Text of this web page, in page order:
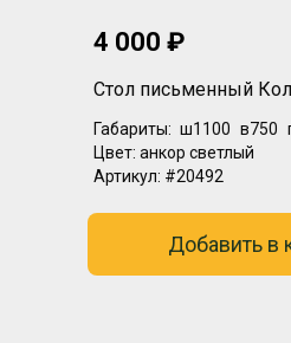
4 000 ₽
Стол письменный
Габариты: ш1100 в750
Цвет: анкор светлый
Артикул: #20492
Добавить в